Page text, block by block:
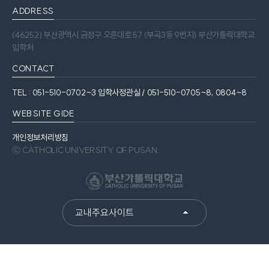
ADDRESS
(46252) 부산광역시 금정구 오륜대로 57 (부곡3동 9번지) 부산가톨릭대학교
입학처
CONTACT
TEL : 051-510-0702~3 입학사정관실 / 051-510-0705~8, 0804~8
WEBSITE GIDE
개인정보처리방침
ⓒ CATHOLIC UNIVERSITY OF PUSAN.
교내주요사이트